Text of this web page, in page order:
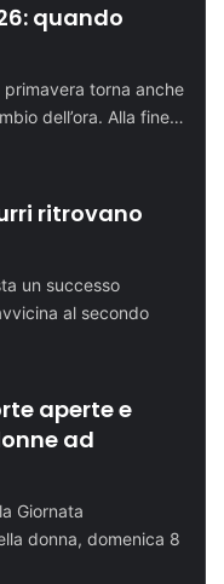
quando
primavera torna anche
dell’ora. Alla fine…
ritrovano
un successo
al secondo
aperte e
ad
Giornata
donna, domenica 8